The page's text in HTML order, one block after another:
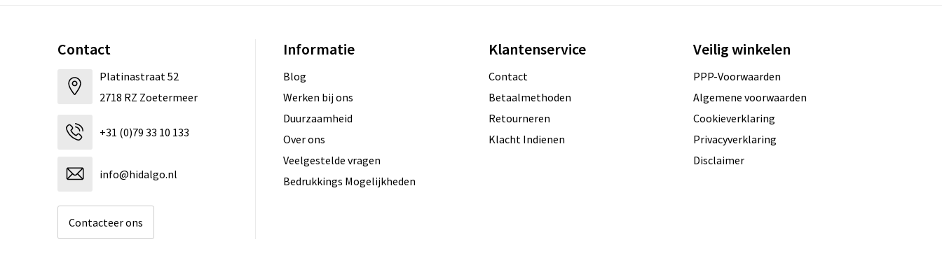
Contact
Platinastraat 52
2718 RZ Zoetermeer
+31 (0)79 33 10 133
info@hidalgo.nl
Contacteer ons
Informatie
Blog
Werken bij ons
Duurzaamheid
Over ons
Veelgestelde vragen
Bedrukkings Mogelijkheden
Klantenservice
Contact
Betaalmethoden
Retourneren
Klacht Indienen
Veilig winkelen
PPP-Voorwaarden
Algemene voorwaarden
Cookieverklaring
Privacyverklaring
Disclaimer